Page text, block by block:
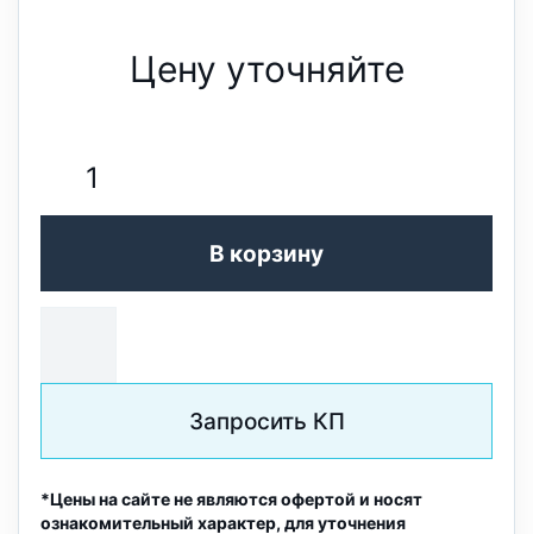
Цену уточняйте
В корзину
Запросить КП
*Цены на сайте не являются офертой и носят
ознакомительный характер, для уточнения